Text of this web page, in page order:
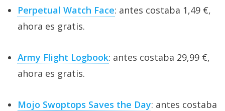
Perpetual Watch Face: antes costaba 1,49 €,
ahora es gratis.
Army Flight Logbook: antes costaba 29,99 €,
ahora es gratis.
Mojo Swoptops Saves the Day: antes costaba